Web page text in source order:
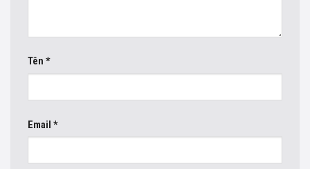
Tên *
Email *